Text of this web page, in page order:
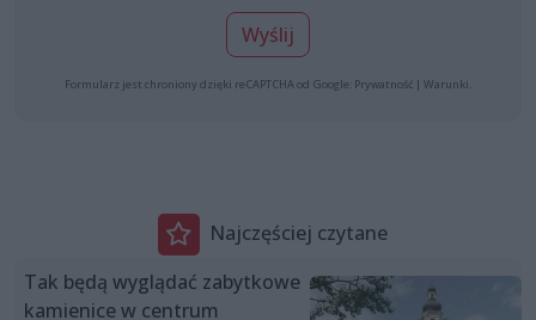
Wyślij
Formularz jest chroniony dzięki reCAPTCHA od Google: Prywatność | Warunki
Najczęściej czytane
Tak będą wyglądać zabytkowe
kamienice w centrum